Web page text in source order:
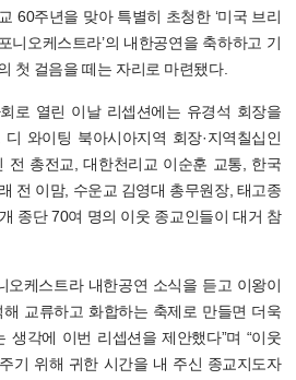
60주년을 맞아 특별히 초청한 ‘미국 브리
니오케스트라’의 내한공연을 축하하고 기
첫 걸음을 떼는 자리로 마련됐다.
로 열린 이날 리셉션에는 유경석 회장을
와이팅 북아시아지역 회장·지역칠십인
전 총전교, 대한천리교 이순훈 교통, 한국
전 이맘, 수운교 김영대 총무원장, 태고종
종단 70여 명의 이웃 종교인들이 대거 참
오케스트라 내한공연 소식을 듣고 이왕이
교류하고 화합하는 축제로 만들면 더욱
생각에 이번 리셉션을 제안했다”며 “이웃
기 위해 귀한 시간을 내 주신 종교지도자